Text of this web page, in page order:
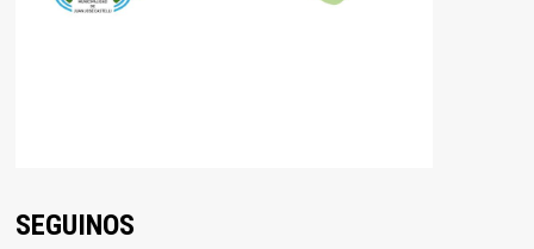
SEGUINOS